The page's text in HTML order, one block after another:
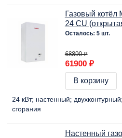
Газовый котёл
24 CU
Осталось: 5 шт.
68890 ₽
61900 ₽
В корзину
24 кВт настенный двухконтурный
сгорания
Настенный